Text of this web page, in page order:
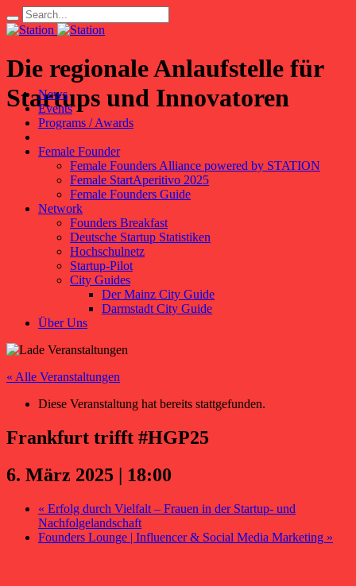
Die regionale Anlaufstelle für
Startups und Innovatoren
News
Events
Programs / Awards
Female Founder
Female Founders Alliance powered by STATION
Female StartAperitivo 2025
Female Founders Guide
Network
Founders Breakfast
Deutsche Startup Statistiken
Hochschulnetz
Startup-Pilot
City Guides
Der Mainz City Guide
Darmstadt City Guide
Über Uns
« Alle Veranstaltungen
Diese Veranstaltung hat bereits stattgefunden.
Frankfurt trifft #HGP25
6. März 2025 | 18:00
« Erfolg durch Vielfalt – Frauen in der Startup- und
Nachfolgelandschaft
Founders Lounge | Influencer & Social Media Marketing »